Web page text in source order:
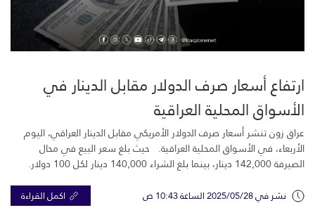
ارتفاع أسعار صرف الدولار مقابل الدينار في
الأسواق المحلية العراقية
عراق زون تنشر أسعار صرف الدولار الأمريكي مقابل الدينار العراقي، اليوم
الأربعاء، في الأسواق المحلية العراقية. حيث بلغ سعر البيع في محال
الصيرفة 142,000 دينار، بينما بلغ الشراء 140,000 دينار لكل 100 دولار.
نشر في 2025/05/28 الساعة 10:43 ص اكمل القراءة